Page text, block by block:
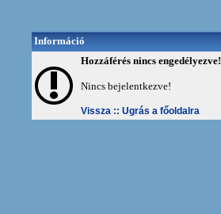
Információ
Hozzáférés nincs engedélyezve!
Nincs bejelentkezve!
Vissza :: Ugrás a főoldalra